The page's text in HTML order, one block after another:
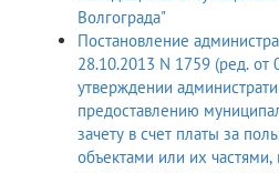
Волгограда"
Постановление
28.10.2013 N 1759 (ред. от
утверждении
предоставлению
зачету в счет платы за
объектами или их